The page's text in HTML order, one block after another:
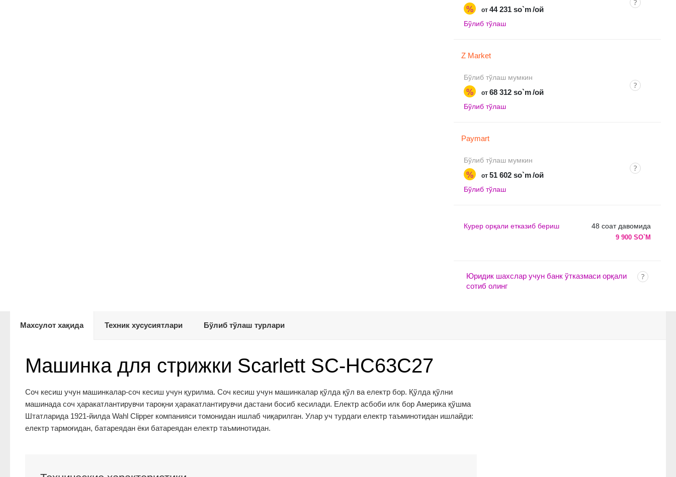
% от 44 231 so`m /ой
Бўлиб тўлаш
Z Market
Бўлиб тўлаш мумкин
% от 68 312 so`m /ой
Бўлиб тўлаш
Paymart
Бўлиб тўлаш мумкин
% от 51 602 so`m /ой
Бўлиб тўлаш
Курер орқали етказиб бериш 48 соат давомида
9 900 SO`M
Юридик шахслар учун банк ўтказмаси орқали
сотиб олинг
Махсулот хақида Техник хусусиятлари Бўлиб тўлаш турлари
Машинка для стрижки Scarlett SC-HC63C27
Соч кесиш учун машинкалар-соч кесиш учун қурилма. Соч кесиш учун машинкалар қўлда қўл ва електр бор. Қўлда қўлни
машинада соч ҳаракатлантирувчи тароқни ҳаракатлантирувчи дастани босиб кесилади. Електр асбоби илк бор Америка қўшма
Штатларида 1921-йилда Wahl Clipper компанияси томонидан ишлаб чиқарилган. Улар уч турдаги електр таъминотидан ишлайди:
електр тармоғидан, батареядан ёки батареядан електр таъминотидан.